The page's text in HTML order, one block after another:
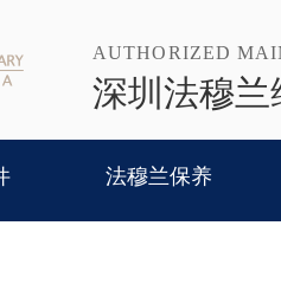
AUTHORIZED
深圳法穆兰
法穆兰保养